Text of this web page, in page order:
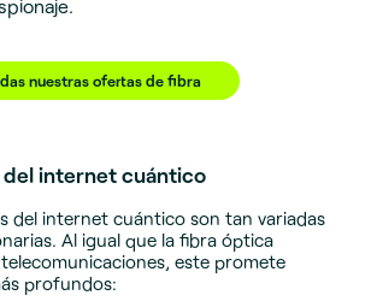
nuestras ofertas de fibra
internet cuántico
del internet cuántico son tan variadas
Al igual que la fibra óptica
este promete
profundos: